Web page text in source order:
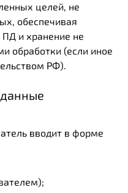
целей, не
обеспечивая
ПД и хранение не
обработки (если иное
РФ).
вводит в форме